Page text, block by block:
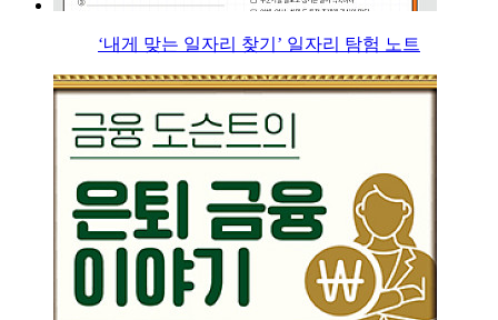
‘내게 맞는 일자리 찾기’ 일자리 탐험 노트